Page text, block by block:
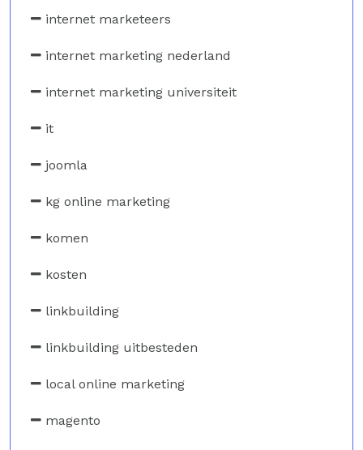
internet marketeers
internet marketing nederland
internet marketing universiteit
it
joomla
kg online marketing
komen
kosten
linkbuilding
linkbuilding uitbesteden
local online marketing
magento